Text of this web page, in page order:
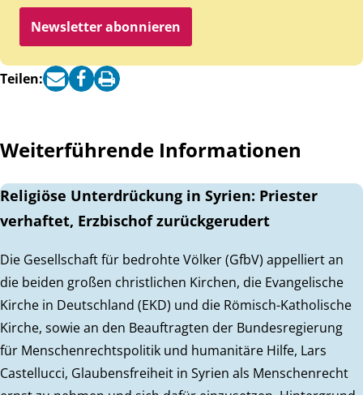
Newsletter abonnieren
Teilen:
Weiterführende Informationen
Religiöse Unterdrückung in Syrien: Priester
verhaftet, Erzbischof zurückgerudert
Die Gesellschaft für bedrohte Völker (GfbV) appelliert an
die beiden großen christlichen Kirchen, die Evangelische
Kirche in Deutschland (EKD) und die Römisch-Katholische
Kirche, sowie an den Beauftragten der Bundesregierung
für Menschenrechtspolitik und humanitäre Hilfe, Lars
Castellucci, Glaubensfreiheit in Syrien als Menschenrecht